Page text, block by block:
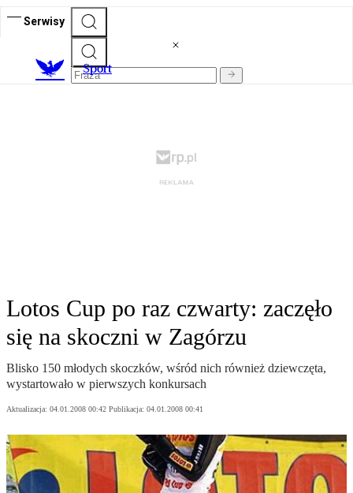
Serwisy
Sport
Lotos Cup po raz czwarty: zaczęło
się na skoczni w Zagórzu
Blisko 150 młodych skoczków, wśród nich również dziewczęta,
wystartowało w pierwszych konkursach
Aktualizacja: 04.01.2008 00:42 Publikacja: 04.01.2008 00:41